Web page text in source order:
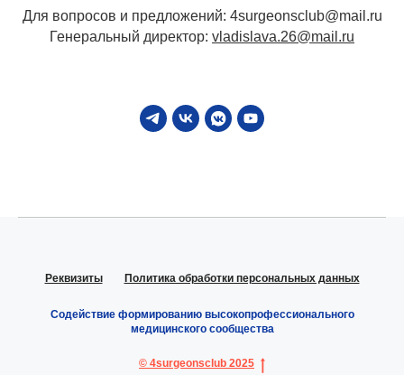
Для вопросов и предложений: 4surgeonsclub@mail.ru
Генеральный директор: vladislava.26@mail.ru
Реквизиты Политика обработки персональных данных
Содействие формированию высокопрофессионального
медицинского сообщества
© 4surgeonsclub 2025